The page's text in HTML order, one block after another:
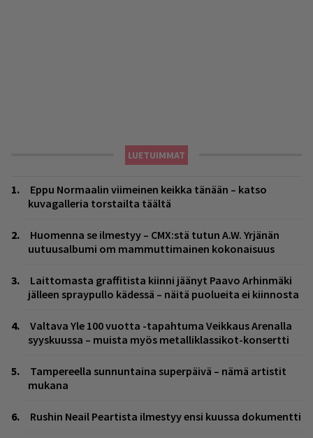
LUETUIMMAT
Eppu Normaalin viimeinen keikka tänään – katso
kuvagalleria torstailta täältä
Huomenna se ilmestyy – CMX:stä tutun A.W. Yrjänän
uutuusalbumi om mammuttimainen kokonaisuus
Laittomasta graffitista kiinni jäänyt Paavo Arhinmäki
jälleen spraypullo kädessä – näitä puolueita ei kiinnosta
Valtava Yle 100 vuotta -tapahtuma Veikkaus Arenalla
syyskuussa – muista myös metalliklassikot-konsertti
Tampereella sunnuntaina superpäivä – nämä artistit
mukana
Rushin Neail Peartista ilmestyy ensi kuussa dokumentti